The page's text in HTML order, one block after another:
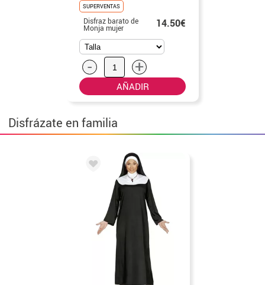
SUPERVENTAS
Disfraz barato de
Monja mujer 14.50€
- +
AÑADIR
Disfrázate en familia